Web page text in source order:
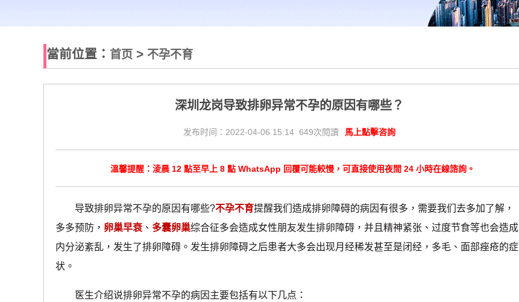
當前位置： 首页 > 不孕不育
深圳龙岗导致排卵异常不孕的原因有哪些？
发布时间：2022-04-06 15:14 649次閱讀 馬上點擊咨詢
溫馨提醒：淩晨 12 點至早上 8 點 WhatsApp 回覆可能較慢，可直接使用夜間 24 小時在線諮詢。
导致排卵异常不孕的原因有哪些?不孕不育提醒我们造成排卵障碍的病因有很多，需要我们去多加了解，
多多预防， 卵巢早衰 、 多囊卵巢综合征多会造成女性朋友发生排卵障碍，并且精神紧张、过度节食等也会造成
内分泌紊乱，发生了排卵障碍。发生排卵障碍之后患者大多会出现月经稀发甚至是闭经，多毛、面部痤疮的症
状。
医生介绍说排卵异常不孕的病因主要包括有以下几点：